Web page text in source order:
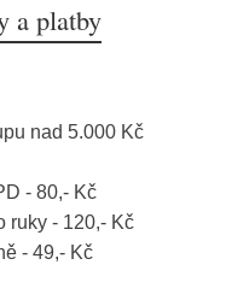
a platby
nad 5.000 Kč
- 80,- Kč
ruky - 120,- Kč
- 49,- Kč